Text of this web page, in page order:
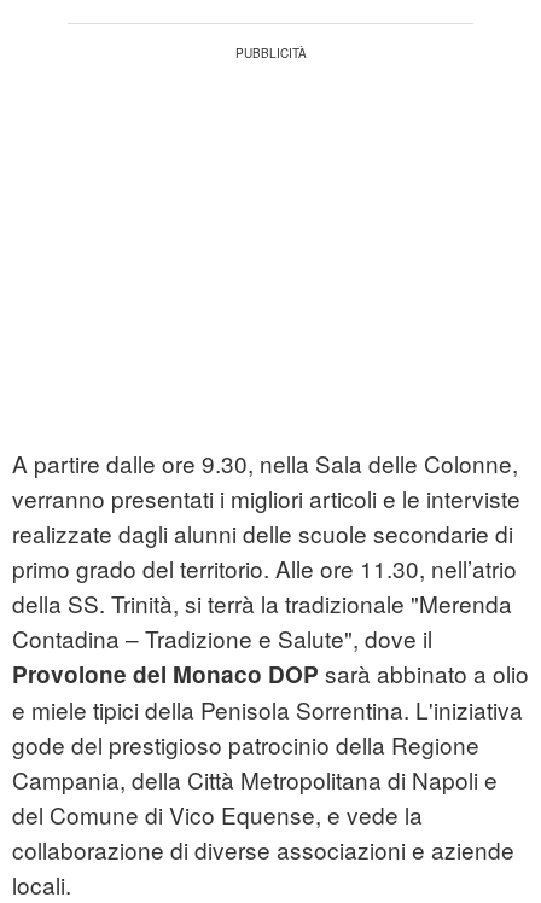
A partire dalle ore 9.30, nella Sala delle Colonne,
verranno presentati i migliori articoli e le interviste
realizzate dagli alunni delle scuole secondarie di
primo grado del territorio. Alle ore 11.30, nell’atrio
della SS. Trinità, si terrà la tradizionale "Merenda
Contadina – Tradizione e Salute", dove il
Provolone del Monaco DOP sarà abbinato a olio
e miele tipici della Penisola Sorrentina. L'iniziativa
gode del prestigioso patrocinio della Regione
Campania, della Città Metropolitana di Napoli e
del Comune di Vico Equense, e vede la
collaborazione di diverse associazioni e aziende
locali.